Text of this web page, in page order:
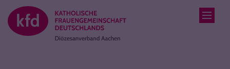
Zum Inhalt springen